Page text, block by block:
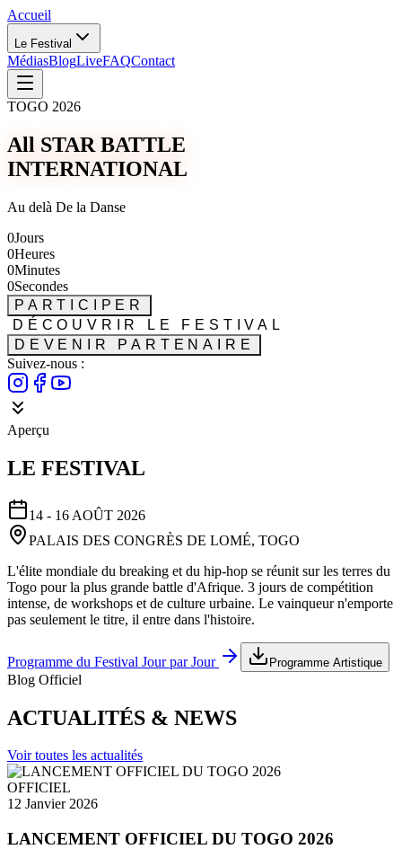
Accueil
Le Festival
MédiasBlogLiveFAQContact
TOGO 2026
All STAR BATTLE
INTERNATIONAL
Au delà De la Danse
0Jours
0Heures
0Minutes
0Secondes
PARTICIPER
DÉCOUVRIR LE FESTIVAL
DEVENIR PARTENAIRE
Suivez-nous :
Aperçu
LE FESTIVAL
14 - 16 AOÛT 2026
PALAIS DES CONGRÈS DE LOMÉ, TOGO
L'élite mondiale du breaking et du hip-hop se réunit sur les terres du
Togo pour la plus grande battle d'Afrique. 3 jours de compétition
intense, de workshops et de culture urbaine. Le vainqueur n'emporte
pas seulement le titre, il entre dans l'histoire.
Programme du Festival Jour par Jour Programme Artistique
Blog Officiel
ACTUALITÉS & NEWS
Voir toutes les actualités
OFFICIEL
12 Janvier 2026
LANCEMENT OFFICIEL DU TOGO 2026